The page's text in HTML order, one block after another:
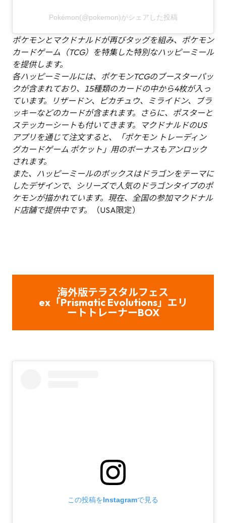
Pokémon(@pokemon)がシェアした投稿
ポケモンとマクドナルドが再びタッグを組み、ポケモン
カードゲーム（TCG）を特集した特別なハッピーミール
を提供します。
各ハッピーミールには、ポケモンTCGのブースターパッ
クが含まれており、15種類のカードの中から4枚が入っ
ています。リザードン、ピカチュウ、ミライドン、ブラ
ッキーなどのカードが含まれます。さらに、ポスターと
ステッカーシートも付いてきます。マクドナルドのUS
アプリを通じて注文すると、「ポケモン トレーディン
グカードゲーム ポケット」用のボーナスもアンロック
されます。
また、ハッピーミールのボックスはドラゴンをテーマに
したデザインで、シリーズで人気のドラゴンタイプのポ
ケモンが描かれています。現在、全国の参加マクドナル
ド店舗で提供中です。
（USA限定）
海外版テラスタルフェス
ex「Prismatic Evolutions」エリ
ートトレーナーBOX
この投稿をInstagramで見る